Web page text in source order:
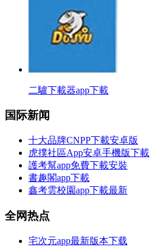
二驢下載器app下載
国际新闻
十大品牌CNPP下載安卓版
虎撲社區App安卓手機版下載
護考幫app免費下載安裝
書趣閣app下載
鑫考雲校園app下載最新
全网热点
宅次元app最新版本下载